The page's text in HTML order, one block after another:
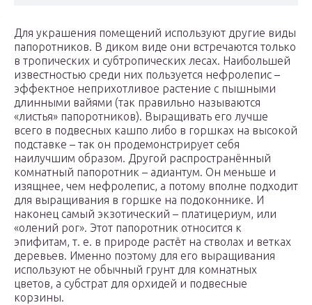
Для украшения помещений используют другие виды
папоротников. В диком виде они встречаются только
в тропических и субтропических лесах. Наибольшей
известностью среди них пользуется нефролепис –
эффектное неприхотливое растение с пышными
длинными вайями (так правильно называются
«листья» папоротников). Выращивать его лучше
всего в подвесных кашпо либо в горшках на высокой
подставке – так он продемонстрирует себя
наилучшим образом. Другой распространённый
комнатный папоротник – адиантум. Он меньше и
изящнее, чем нефролепис, а потому вполне подходит
для выращивания в горшке на подоконнике. И
наконец самый экзотический – платицериум, или
«олений рог». Этот папоротник относится к
эпифитам, т. е. в природе растёт на стволах и ветках
деревьев. Именно поэтому для его выращивания
используют не обычный грунт для комнатных
цветов, а субстрат для орхидей и подвесные
корзины.